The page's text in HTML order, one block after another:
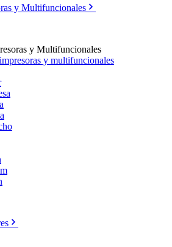
y Multifuncionales
y Multifuncionales
y multifuncionales